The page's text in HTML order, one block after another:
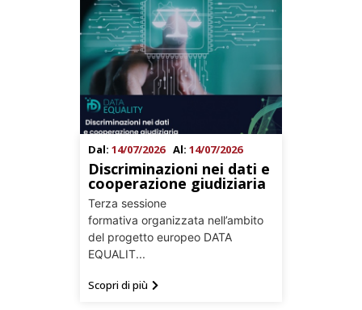
Dal: 14/07/2026 Al: 14/07/2026
Discriminazioni nei dati e
cooperazione giudiziaria
Terza sessione
formativa organizzata nell’ambito
del progetto europeo DATA
EQUALIT...
Scopri di più